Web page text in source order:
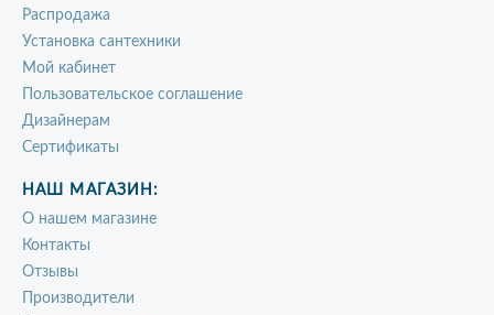
Распродажа
Установка сантехники
Мой кабинет
Пользовательское соглашение
Дизайнерам
Сертификаты
НАШ МАГАЗИН:
О нашем магазине
Контакты
Отзывы
Производители